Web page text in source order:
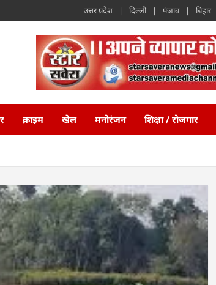
उत्तर प्रदेश दिल्ली पंजाब बिहार
क्राइम खेल मनोरंजन शिक्षा / रोजगार